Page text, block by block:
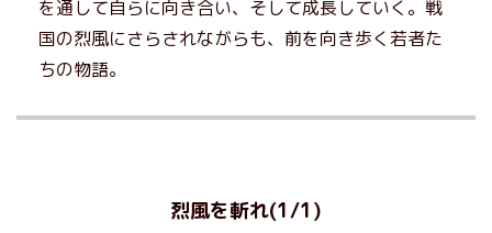
を通して自らに向き合い、そして成長していく。戦
国の烈風にさらされながらも、前を向き歩く若者た
ちの物語。
烈風を斬れ(1/1)